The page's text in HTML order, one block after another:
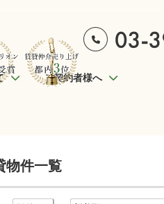
ご契約者様へ
物件一覧